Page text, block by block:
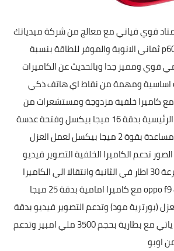
قوي فياتي مع معالج من شركة ميدياتك
وهو ميديا تك هيليو p60 ثماني الانوية والموفر للطاقة بنسبة
قوي ومميز جدا وبالحديث عن الكاميرات
اساسية ومهمة من نقاط اي هاتف ذكي
مع كاميرا خلفية مزدوجة ومستشعرات من
شركة سوني العدسة الرئيسية بدقة 16 ميجا بيكسل وفتحة عدسة
تساوي 1.8 مع عدسة مساعدة بقوة 2 ميجا بيكسل لعمل العزل
تدعم الكاميرا الخلفية التصوير فيديو
حتي دقة 1080P وبسرعة 30 اطار في الثانية وانتقالا الي الكاميرا
الامامية فياتي هاتف oppo f9 مع كاميرا امامية بدقة 25 ميجا
(بورترية مود) وتدعم التصوير فيديو بدقة
1080p هاتف oppo f9 ياتي مع بطارية بحجم 3500 ملي امبير وتدعم
اوبو